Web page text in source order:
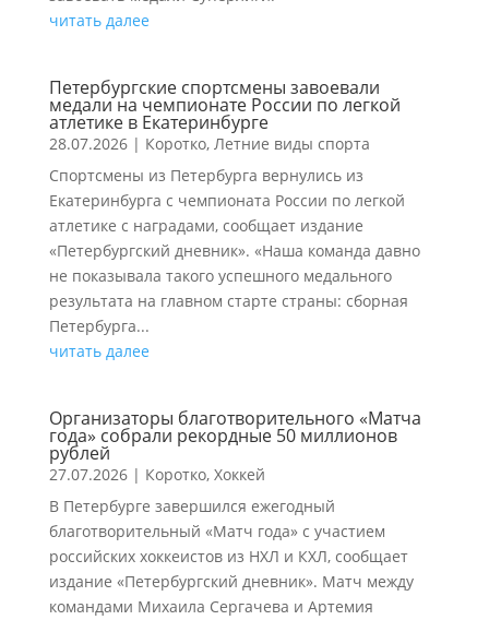
читать далее
Петербургские спортсмены завоевали
медали на чемпионате России по легкой
атлетике в Екатеринбурге
28.07.2026| Коротко, Летние виды спорта
Спортсмены из Петербурга вернулись из
Екатеринбурга с чемпионата России по легкой
атлетике с наградами, сообщает издание
«Петербургский дневник». «Наша команда давно
не показывала такого успешного медального
результата на главном старте страны: сборная
Петербурга...
читать далее
Организаторы благотворительного «Матча
года» собрали рекордные 50 миллионов
рублей
27.07.2026| Коротко, Хоккей
В Петербурге завершился ежегодный
благотворительный «Матч года» с участием
российских хоккеистов из НХЛ и КХЛ, сообщает
издание «Петербургский дневник». Матч между
командами Михаила Сергачева и Артемия